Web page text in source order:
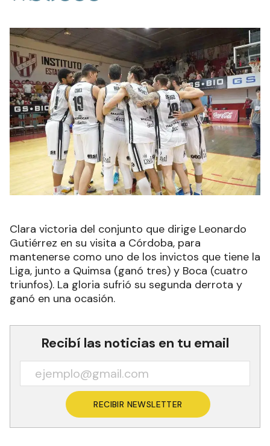
Clara victoria del conjunto que dirige Leonardo
Gutiérrez en su visita a Córdoba, para
mantenerse como uno de los invictos que tiene la
Liga, junto a Quimsa (ganó tres) y Boca (cuatro
triunfos). La gloria sufrió su segunda derrota y
ganó en una ocasión.
Recibí las noticias en tu email
RECIBIR NEWSLETTER